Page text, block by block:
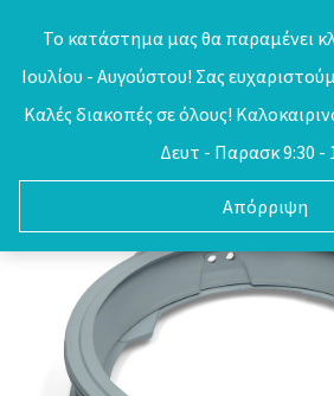
Το κατάστημα μας θα παραμένει
Ιουλίου - Αυγούστου! Σας
Καλές διακοπές σε όλους!
Δευτ - Παρασκ 9:30 -
Απόρριψη